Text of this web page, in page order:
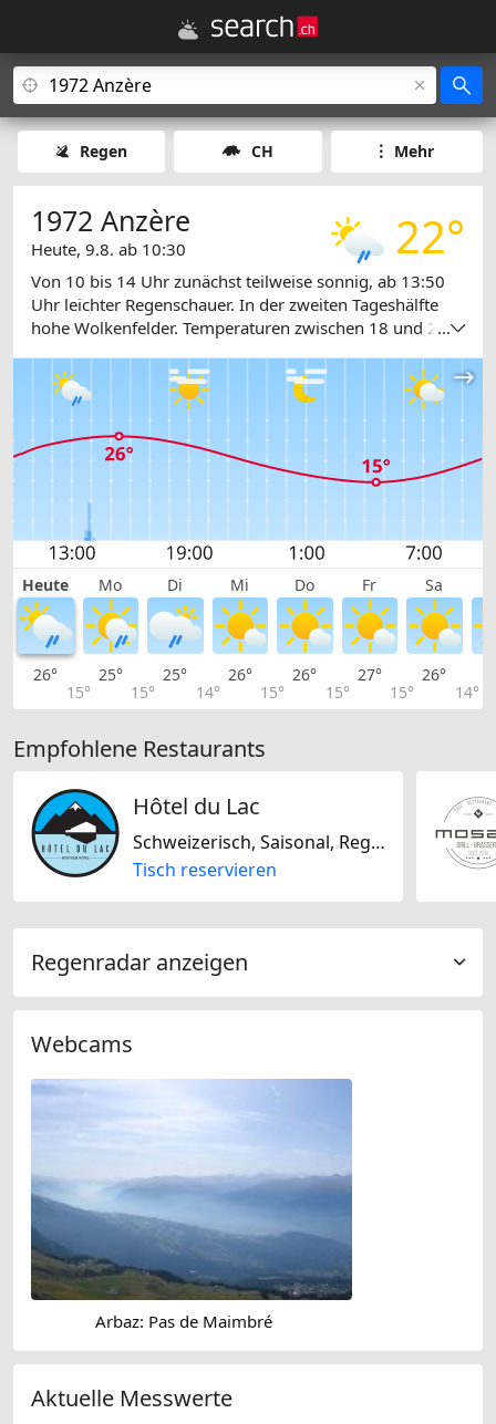
Regen CH Mehr
22°
1972 Anzère
Heute, 9.8. ab 10:30
Von 10 bis 14 Uhr zunächst teilweise sonnig, ab 13:50
Uhr leichter Regenschauer. In der zweiten Tageshälfte
hohe Wolkenfelder. Temperaturen zwischen 18 und 26...
Heute Mo Di Mi Do Fr Sa
26°
15°
25°
15°
25°
14°
26°
15°
26°
15°
27°
15°
26°
14°
Empfohlene Restaurants
Hôtel du Lac
Schweizerisch, Saisonal, Regional
Tisch reservieren
Regenradar anzeigen
Webcams
Arbaz: Pas de Maimbré
Aktuelle Messwerte